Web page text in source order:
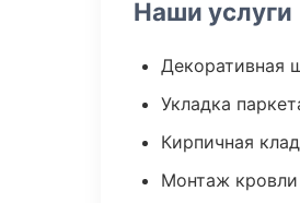
Наши услуги
Декоративная
Укладка
Кирпичная
Монтаж кровли